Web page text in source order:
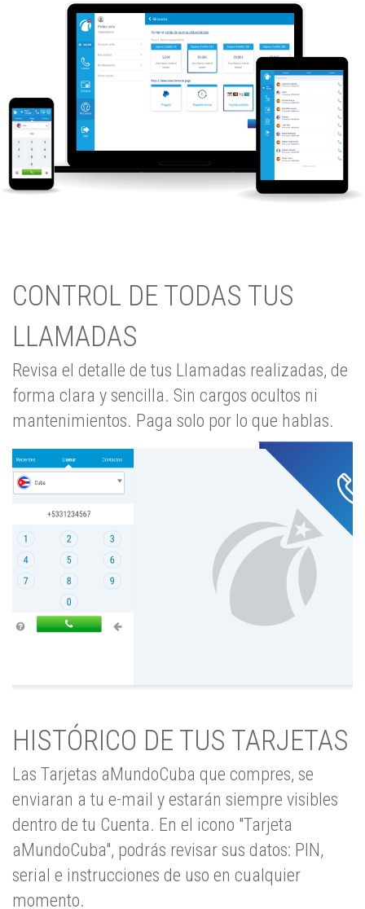
CONTROL DE TODAS TUS
LLAMADAS
Revisa el detalle de tus Llamadas realizadas, de
forma clara y sencilla. Sin cargos ocultos ni
mantenimientos. Paga solo por lo que hablas.
HISTÓRICO DE TUS TARJETAS
Las Tarjetas aMundoCuba que compres, se
enviaran a tu e-mail y estarán siempre visibles
dentro de tu Cuenta. En el icono "Tarjeta
aMundoCuba", podrás revisar sus datos: PIN,
serial e instrucciones de uso en cualquier
momento.